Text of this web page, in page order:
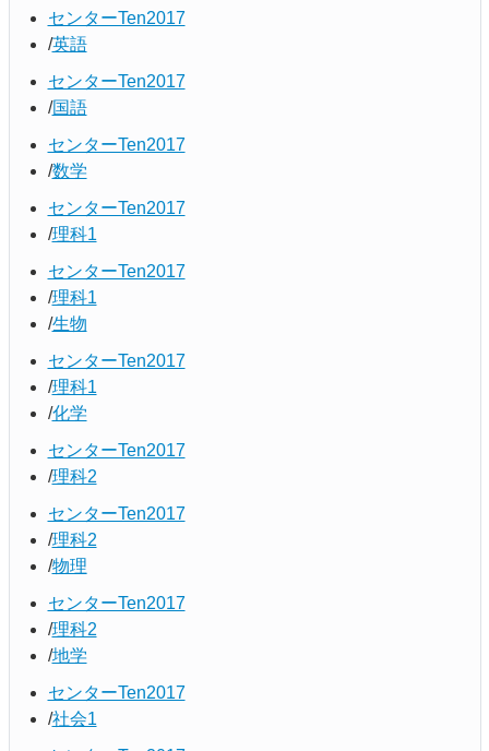
センターTen2017
英語
センターTen2017
国語
センターTen2017
数学
センターTen2017
理科1
センターTen2017
理科1
生物
センターTen2017
理科1
化学
センターTen2017
理科2
センターTen2017
理科2
物理
センターTen2017
理科2
地学
センターTen2017
社会1